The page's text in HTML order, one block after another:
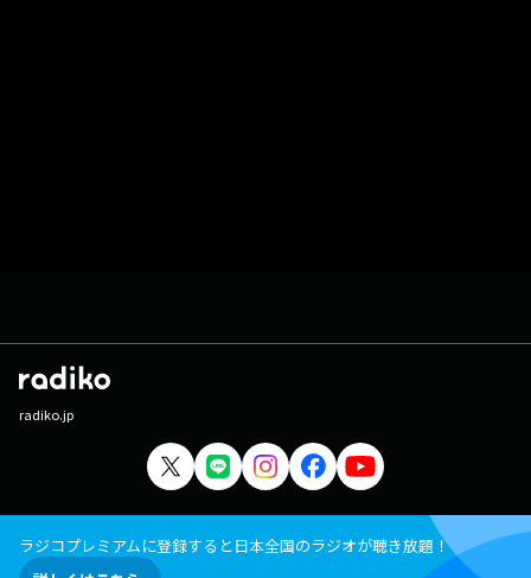
radiko.jp
ラジコプレミアムに登録すると日本全国のラジオが聴き放題！